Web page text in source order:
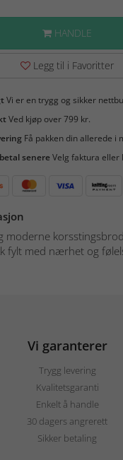
HANDLE
Legg til i Favoritter
Vi er en trygg og sikker
Ved kjøp over 799 kr.
Få pakken din allerede i
senereVelg faktura eller
moderne
fylt med nærhet og
Vi garanterer
Trygg levering
Kvalitetsgaranti
Enkelt å handle
30 dagers angrerett
Sikker betaling